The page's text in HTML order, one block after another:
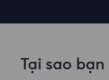
Tại sao